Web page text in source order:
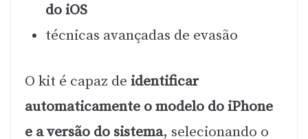
do iOS
técnicas avançadas de evasão
O kit é capaz de identificar
automaticamente o modelo do iPhone
e a versão do sistema, selecionando o